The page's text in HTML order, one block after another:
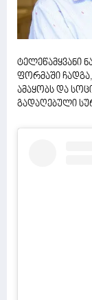
ტელეწამყვანი
ფორმაში
ამაყობს და
გადაღებული